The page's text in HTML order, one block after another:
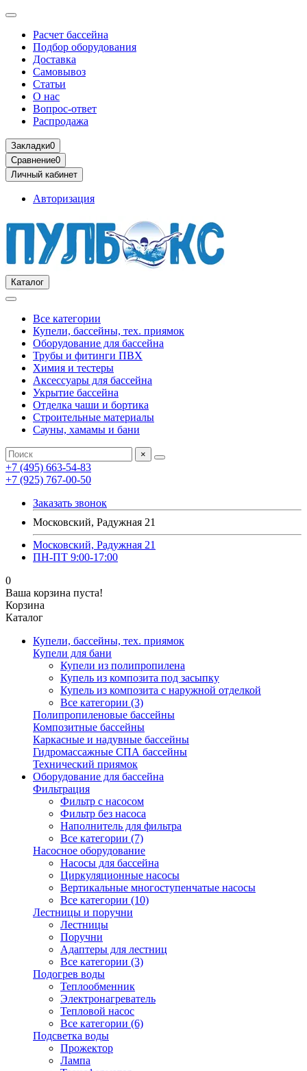
Расчет бассейна
Подбор оборудования
Доставка
Самовывоз
Статьи
О нас
Вопрос-ответ
Распродажа
Закладки0
Сравнение0
Личный кабинет
Авторизация
Каталог
Все категории
Купели, бассейны, тех. приямок
Оборудование для бассейна
Трубы и фитинги ПВХ
Химия и тестеры
Аксессуары для бассейна
Укрытие бассейна
Отделка чаши и бортика
Строительные материалы
Сауны, хамамы и бани
×
+7 (495) 663-54-83
+7 (925) 767-00-50
Заказать звонок
Московский, Радужная 21
Московский, Радужная 21
ПН-ПТ 9:00-17:00
0
Ваша корзина пуста!
Корзина
Каталог
Купели, бассейны, тех. приямок
Купели для бани
Купели из полипропилена
Купель из композита под засыпку
Купель из композита с наружной отделкой
Все категории (3)
Полипропиленовые бассейны
Композитные бассейны
Каркасные и надувные бассейны
Гидромассажные СПА бассейны
Технический приямок
Оборудование для бассейна
Фильтрация
Фильтр с насосом
Фильтр без насоса
Наполнитель для фильтра
Все категории (7)
Насосное оборудование
Насосы для бассейна
Циркуляционные насосы
Вертикальные многоступенчатые насосы
Все категории (10)
Лестницы и поручни
Лестницы
Поручни
Адаптеры для лестниц
Все категории (3)
Подогрев воды
Теплообменник
Электронагреватель
Тепловой насос
Все категории (6)
Подсветка воды
Прожектор
Лампа